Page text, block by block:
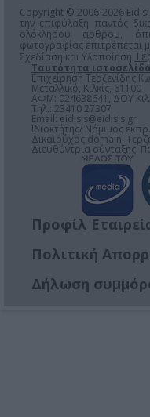
Copyright © 2006-2026
την επιφύλαξη παντός
ολόκληρου άρθρου,
φωτογραφίας επιτρέπεται
Σχεδίαση και Υλοποίηση
Ταυτότητα
Επιχείρηση Τερζενίδης
Μεταλλικό, Κιλκίς, 61100
ΑΦΜ: 024638641, ΔΟΥ
Τηλ.: 23410 27307
Email: eidisis@eidisis.gr
Ιδιοκτήτης/ Νόμιμος
Δικαιούχος domain:
Διευθύντρια σύνταξης:
Προφίλ
Πολιτική
Δήλωση